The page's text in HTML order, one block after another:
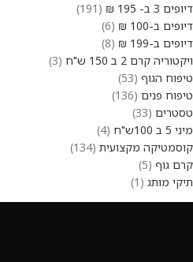
דיופים 3 ב- 195 ₪
191
דיופים ב-100 ₪
6
דיופים ב-199 ₪
8
ויקטוריה קרם 2 ב 150 ש"ח
3
טיפוח הגוף 53
טיפוח פנים 136
טסטרים 33
מיני 5 ב 100ש"ח
4
קוסמטיקה מקצועית 134
קרם גוף 5
תיקי מותג
1